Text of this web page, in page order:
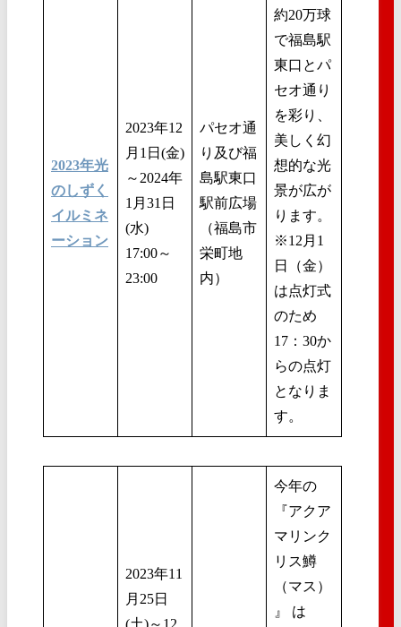
2023年光
のしずく
イルミネ
ーション
2023年12
月1日(金)
～2024年
1月31日
(水)
17:00～
23:00
パセオ通
り及び福
島駅東口
駅前広場
（福島市
栄町地
内）
約20万球
で福島駅
東口とパ
セオ通り
を彩り、
美しく幻
想的な光
景が広が
ります。
※12月1
日（金）
は点灯式
のため
17：30か
らの点灯
となりま
す。
2023年11
月25日
(土)～12
今年の
『アクア
マリンク
リス鱒
（マス）
』 は